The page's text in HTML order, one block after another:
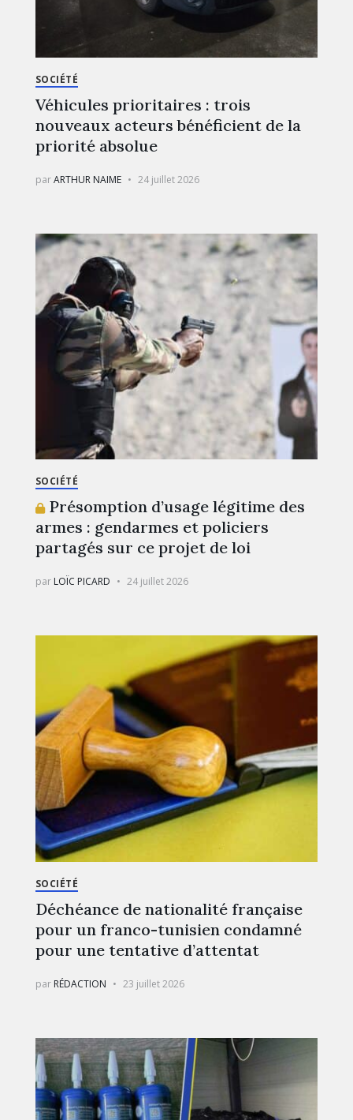
SOCIÉTÉ
Véhicules prioritaires : trois
nouveaux acteurs bénéficient de la
priorité absolue
parARTHUR NAIME 24 juillet 2026
SOCIÉTÉ
Présomption d’usage légitime des
armes : gendarmes et policiers
partagés sur ce projet de loi
par LOÏC PICARD 24 juillet 2026
SOCIÉTÉ
Déchéance de nationalité française
pour un franco-tunisien condamné
pour une tentative d’attentat
par RÉDACTION 23 juillet 2026